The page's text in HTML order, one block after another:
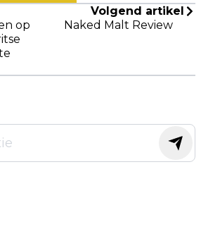
op
Volgend artikel
Naked Malt Review